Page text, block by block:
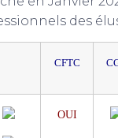
des
CFTC
OUI